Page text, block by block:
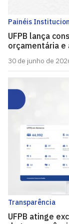
Painéis
UFPB lança
orçamentária e
30 de junho de
Transparência
UFPB atinge